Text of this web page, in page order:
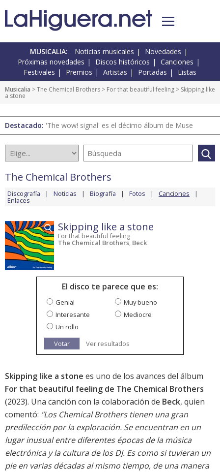
MUSICALIA: Noticias musicales
Novedades
Próximas novedades
Discos históricos
Canciones
Festivales
Premios Artistas Portadas Listas
Musicalia >The Chemical Brothers > For that beautiful feeling > Skipping like
a stone
Destacado: 'The wow! signal' es el décimo álbum de Muse
The Chemical Brothers
Discografía Noticias Biografía Fotos Canciones
Enlaces
Skipping like a stone
For that beautiful feeling
The Chemical Brothers, Beck
El disco te parece que es:
Genial
Muy bueno
Interesante
Mediocre
Un rollo
Votar
Ver resultados
Skipping like a stone es uno de los avances del álbum
For that beautiful feeling de The Chemical Brothers
(2023). Una canción con la colaboración de Beck, quien
comentó: "Los Chemical Brothers tienen una gran
predilección por la exploración. Se encuentran en un
lugar inusual entre diferentes épocas de la música
electrónica y la cultura de los DJ. Es como si tuvieran un
pie en varias décadas al mismo tiempo, de una manera